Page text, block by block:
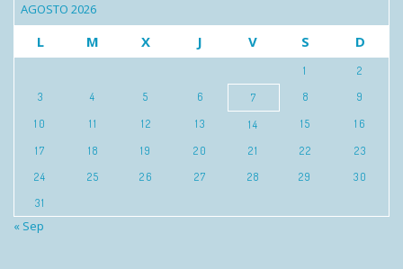
AGOSTO 2026
L M X J V S D
1
2
3
4 5 6 7 8
9
10
11 12 13 14 15
16
17
18 19 20 21 22
23
24
25 26 27 28 29
30
31
« Sep